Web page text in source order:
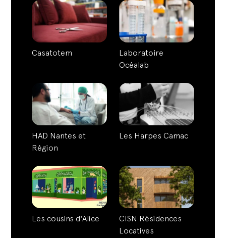
Casatotem
Laboratoire
Océalab
HAD Nantes et
Région
Les Harpes Camac
Les cousins d'Alice
CISN Résidences
Locatives